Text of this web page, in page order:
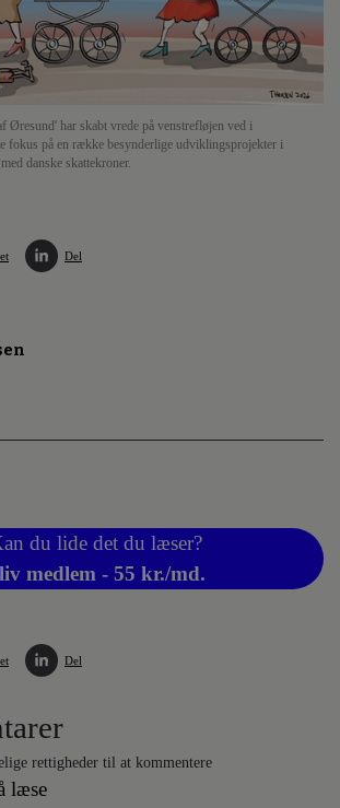
Øresund' har skabt vrede på venstrefløjen ved i
fokus på en række besynderlige udviklingsprojekter i
danske skattekroner.
Del
du lide det du læser?
medlem - 55 kr./md.
Del
rettigheder til at kommentere
læse